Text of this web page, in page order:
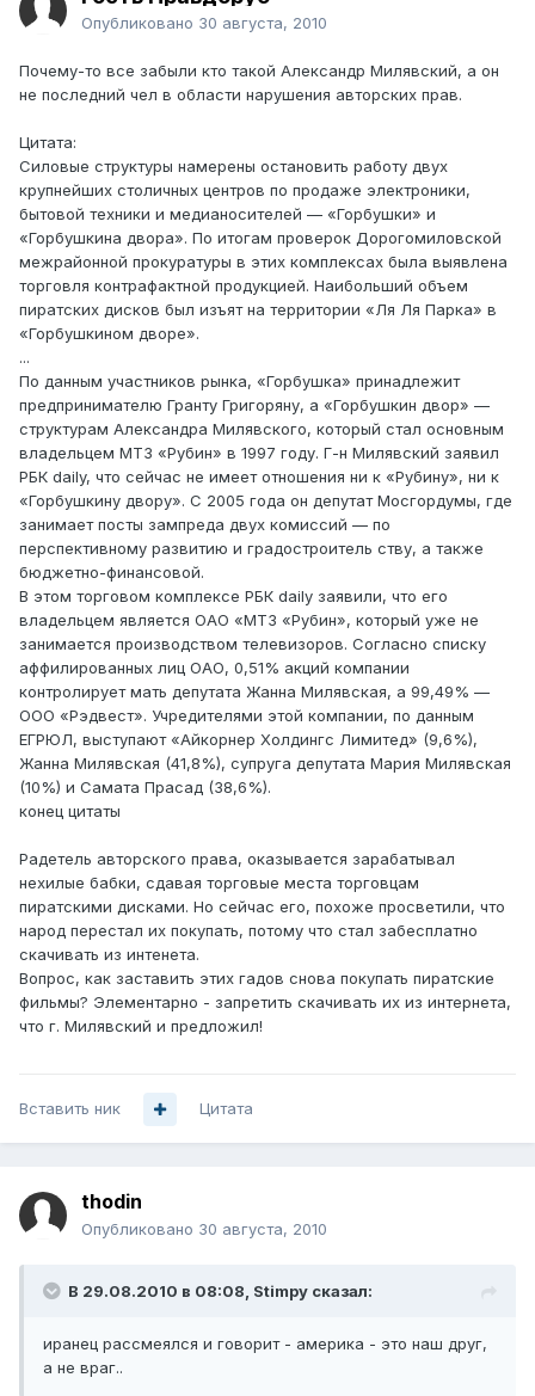
Опубликовано 30 августа, 2010
Почему-то все забыли кто такой Александр Милявский, а он
не последний чел в области нарушения авторских прав.
Цитата:
Силовые структуры намерены остановить работу двух
крупнейших столичных центров по продаже электроники,
бытовой техники и медианосителей — «Горбушки» и
«Горбушкина двора». По итогам проверок Дорогомиловской
межрайонной прокуратуры в этих комплексах была выявлена
торговля контрафактной продукцией. Наибольший объем
пиратских дисков был изъят на территории «Ля Ля Парка» в
«Горбушкином дворе».
...
По данным участников рынка, «Горбушка» принадлежит
предпринимателю Гранту Григоряну, а «Горбушкин двор» —
структурам Александра Милявского, который стал основным
владельцем МТЗ «Рубин» в 1997 году. Г-н Милявский заявил
РБК daily, что сейчас не имеет отношения ни к «Рубину», ни к
«Горбушкину двору». С 2005 года он депутат Мосгордумы, где
занимает посты зампреда двух комиссий — по
перспективному развитию и градостроитель ству, а также
бюджетно-финансовой.
В этом торговом комплексе РБК daily заявили, что его
владельцем является ОАО «МТЗ «Рубин», который уже не
занимается производством телевизоров. Согласно списку
аффилированных лиц ОАО, 0,51% акций компании
контролирует мать депутата Жанна Милявская, а 99,49% —
ООО «Рэдвест». Учредителями этой компании, по данным
ЕГРЮЛ, выступают «Айкорнер Холдингс Лимитед» (9,6%),
Жанна Милявская (41,8%), супруга депутата Мария Милявская
(10%) и Самата Прасад (38,6%).
конец цитаты
Радетель авторского права, оказывается зарабатывал
нехилые бабки, сдавая торговые места торговцам
пиратскими дисками. Но сейчас его, похоже просветили, что
народ перестал их покупать, потому что стал забесплатно
скачивать из интенета.
Вопрос, как заставить этих гадов снова покупать пиратские
фильмы? Элементарно - запретить скачивать их из интернета,
что г. Милявский и предложил!
Вставить ник Цитата
thodin
Опубликовано 30 августа, 2010
В 29.08.2010 в 08:08, Stimpy сказал:
иранец рассмеялся и говорит - америка - это наш друг,
а не враг..